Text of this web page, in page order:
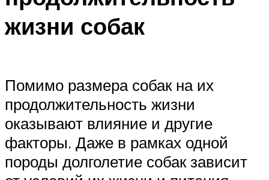
жизни собак
Помимо размера собак на их
продолжительность жизни
оказывают влияние и другие
факторы. Даже в рамках одной
породы долголетие собак зависит